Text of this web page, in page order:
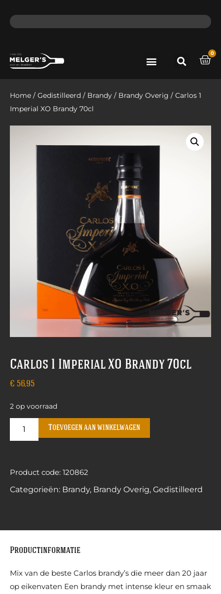
0
Home / Gedistilleerd / Brandy / Brandy Overig / Carlos 1
Imperial XO Brandy 70cl
Carlos 1 Imperial XO Brandy 70cl
€ 56,95
2 op voorraad
Toevoegen aan winkelwagen
Product code: 120862
Categorieën: Brandy, Brandy Overig, Gedistilleerd
Productinformatie
Mix van de beste Carlos brandy’s die meer dan 20 jaar
op eikenvaten Een brandy met intense kleur en smaak